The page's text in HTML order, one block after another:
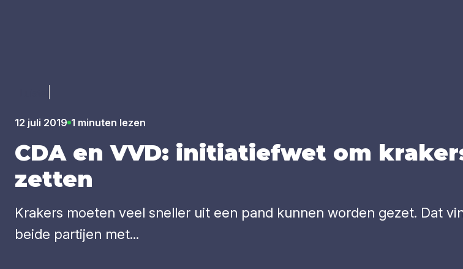
12 juli 2019 1 minuten lezen
CDAenVVD: ini­ti­a­tief­wet om
zet­ten
Krakers moeten veel sneller uit een pand kunnen worden gezet. Dat
beide partijen met...